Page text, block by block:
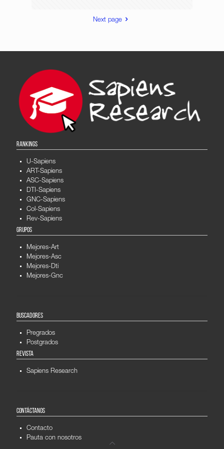
Next page
RANKINGS
U-Sapiens
ART-Sapiens
ASC-Sapiens
DTI-Sapiens
GNC-Sapiens
Col-Sapiens
Rev-Sapiens
GRUPOS
Mejores-Art
Mejores-Asc
Mejores-Dti
Mejores-Gnc
BUSCADORES
Pregrados
Postgrados
REVISTA
Sapiens Research
CONTÁCTANOS
Contacto
Pauta con nosotros